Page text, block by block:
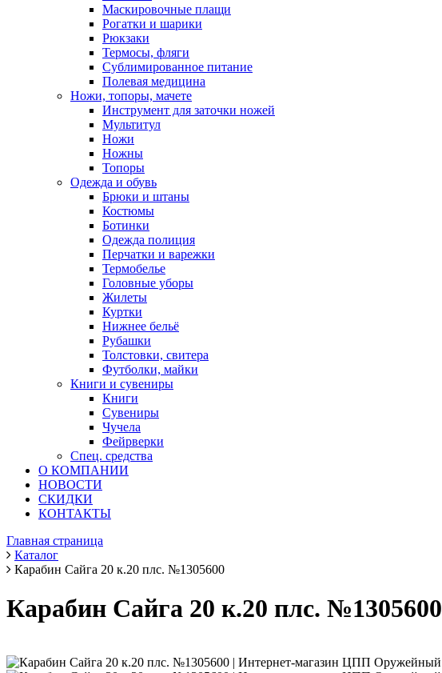
Маскировочные плащи
Рогатки и шарики
Рюкзаки
Термосы, фляги
Сублимированное питание
Полевая медицина
Ножи, топоры, мачете
Инструмент для заточки ножей
Мультитул
Ножи
Ножны
Топоры
Одежда и обувь
Брюки и штаны
Костюмы
Ботинки
Одежда полиция
Перчатки и варежки
Термобелье
Головные уборы
Жилеты
Куртки
Нижнее бельё
Рубашки
Толстовки, свитера
Футболки, майки
Книги и сувениры
Книги
Сувениры
Чучела
Фейрверки
Спец. средства
О КОМПАНИИ
НОВОСТИ
СКИДКИ
КОНТАКТЫ
Главная страница
Каталог
Карабин Сайга 20 к.20 плс. №1305600
Карабин Сайга 20 к.20 плс. №1305600